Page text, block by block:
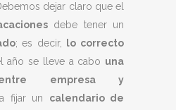
dejar claro que el
debe tener un
; es decir,
lo correcto
año se lleve a cabo una
entre empresa y
fijar un calendario de